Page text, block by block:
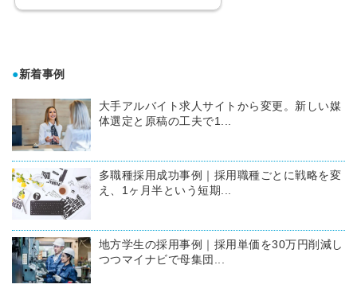
●新着事例
大手アルバイト求人サイトから変更。新しい媒
体選定と原稿の工夫で1...
多職種採用成功事例｜採用職種ごとに戦略を変
え、1ヶ月半という短期...
地方学生の採用事例｜採用単価を30万円削減し
つつマイナビで母集団...